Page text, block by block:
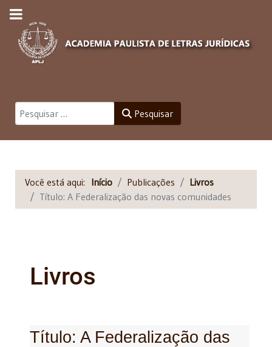
Pesquisar Pesquisar
Você está aqui: Início Publicações
Livros
Título: A Federalização das novas comunidades
Livros
Título: A Federalização das